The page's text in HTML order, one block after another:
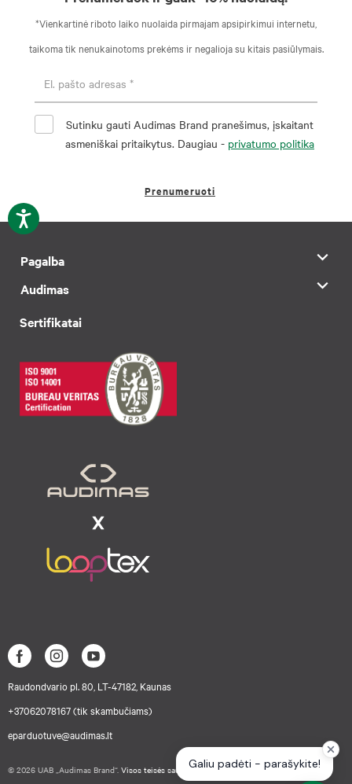
*Vienkartinė riboto laiko nuolaida pirmajam apsipirkimui internetu,
taikoma tik nenukainotoms prekėms ir negalioja su kitais pasiūlymais.
Sutinku gauti Audimas Brand pranešimus, įskaitant
asmeniškai pritaikytus. Daugiau - privatumo politika
Prenumeruoti
Pagalba
Audimas
Sertifikatai
Raudondvario pl. 80, LT-47182, Kaunas
+37062078167 (tik skambučiams)
eparduotuve@audimas.lt
© 2026 UAB „Audimas Brand“. Visos teisės saugomos.